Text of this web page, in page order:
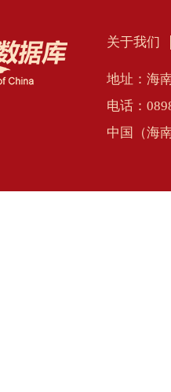
关于我们
地址：海
电话：
中国（海